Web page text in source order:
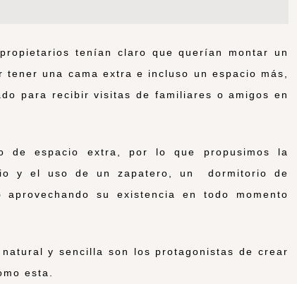
tenían claro que querían montar un
una cama extra e incluso un espacio más,
para recibir visitas de familiares o amigos en
de espacio extra, por lo que propusimos la
y el uso de un zapatero, un dormitorio de
su existencia en todo momento
y sencilla son los protagonistas de crear
esta.